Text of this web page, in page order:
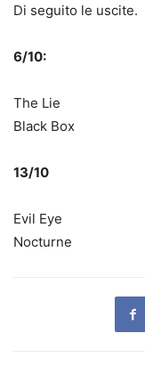
Di seguito le uscite.
6/10:
The Lie
Black Box
13/10
Evil Eye
Nocturne